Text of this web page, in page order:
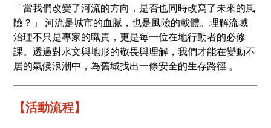
「當我們改變了河流的方向，是否也同時改寫了未來的風
險？」 河流是城市的血脈，也是風險的載體。理解流域
治理不只是專家的職責，更是每一位在地行動者的必修
課。透過對水文與地形的敬畏與理解，我們才能在變動不
居的氣候浪潮中，為舊城找出一條安全的生存路徑 。
【活動流程】